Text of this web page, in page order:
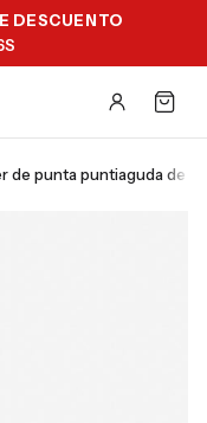
DESCUENTO
S
de punta puntiaguda de